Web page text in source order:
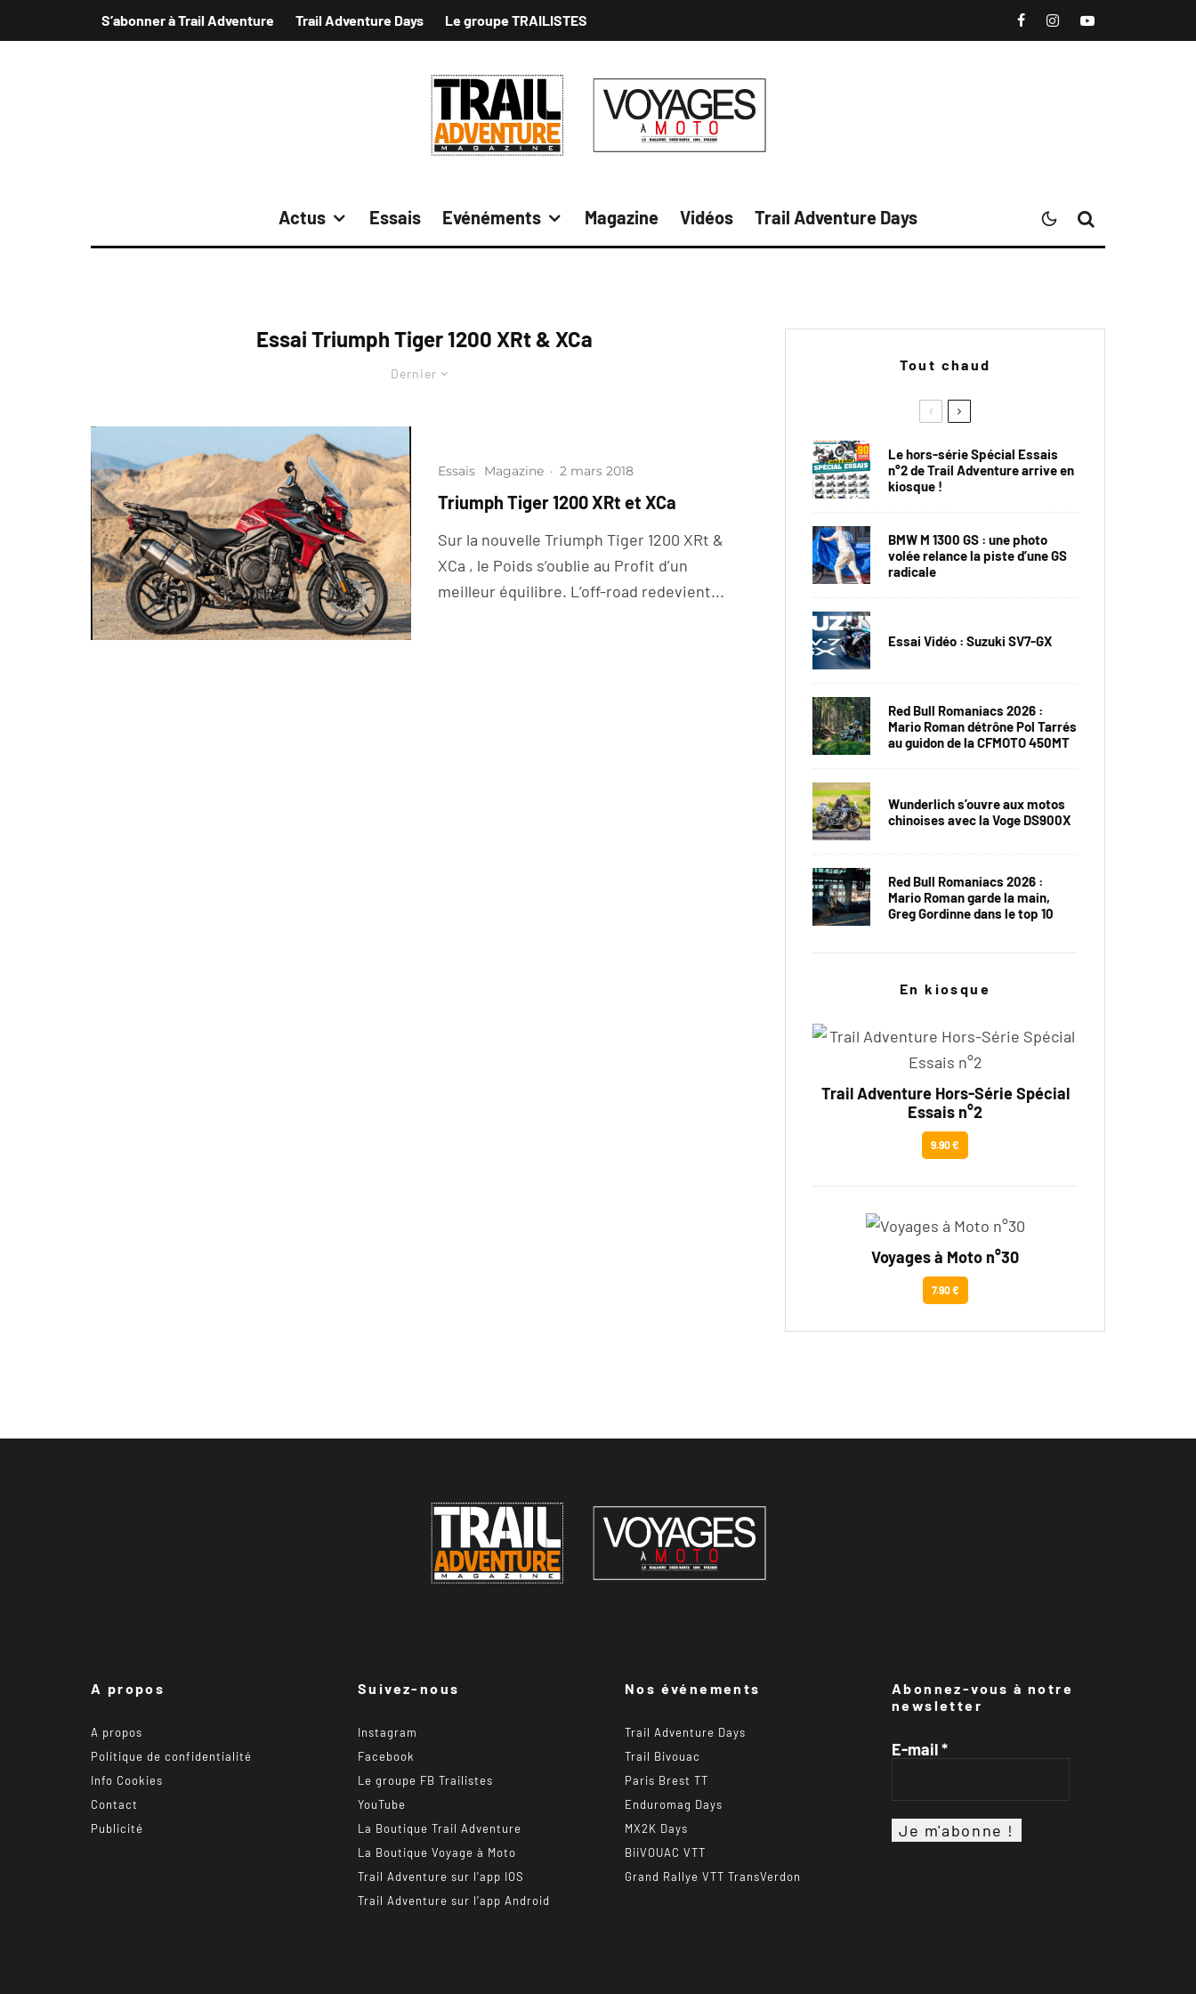
S’abonner à Trail Adventure Trail Adventure Days Le groupe TRAILISTES
Actus Essais Evénéments Magazine Vidéos Trail Adventure Days
Essai Triumph Tiger 1200 XRt & XCa
Dernier
Essais Magazine · 2 mars 2018
Triumph Tiger 1200 XRt et XCa
Sur la nouvelle Triumph Tiger 1200 XRt &
XCa , le Poids s’oublie au Profit d’un
meilleur équilibre. L’off-road redevient...
Tout chaud
Le hors-série Spécial Essais
n°2 de Trail Adventure arrive en
kiosque !
BMW M 1300 GS : une photo
volée relance la piste d’une GS
radicale
Essai Vidéo : Suzuki SV7-GX
Red Bull Romaniacs 2026 :
Mario Roman détrône Pol Tarrés
au guidon de la CFMOTO 450MT
Wunderlich s’ouvre aux motos
chinoises avec la Voge DS900X
Red Bull Romaniacs 2026 :
Mario Roman garde la main,
Greg Gordinne dans le top 10
En kiosque
Trail Adventure Hors-Série Spécial
Essais n°2
9.90 €
Voyages à Moto n°30
7.90 €
A propos
A propos
Politique de confidentialité
Info Cookies
Contact
Publicité
Suivez-nous
Instagram
Facebook
Le groupe FB Trailistes
YouTube
La Boutique Trail Adventure
La Boutique Voyage à Moto
Trail Adventure sur l’app IOS
Trail Adventure sur l’app Android
Nos événements
Trail Adventure Days
Trail Bivouac
Paris Brest TT
Enduromag Days
MX2K Days
BiiVOUAC VTT
Grand Rallye VTT TransVerdon
Abonnez-vous à notre
newsletter
E-mail*